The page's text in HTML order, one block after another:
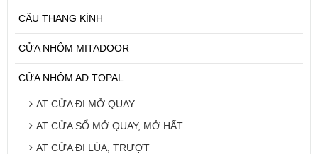
CẦU THANG KÍNH
CỬA NHÔM MITADOOR
CỬA NHÔM AD TOPAL
AT CỬA ĐI MỞ QUAY
AT CỬA SỔ MỞ QUAY, MỞ HẤT
AT CỬA ĐI LÙA, TRƯỢT